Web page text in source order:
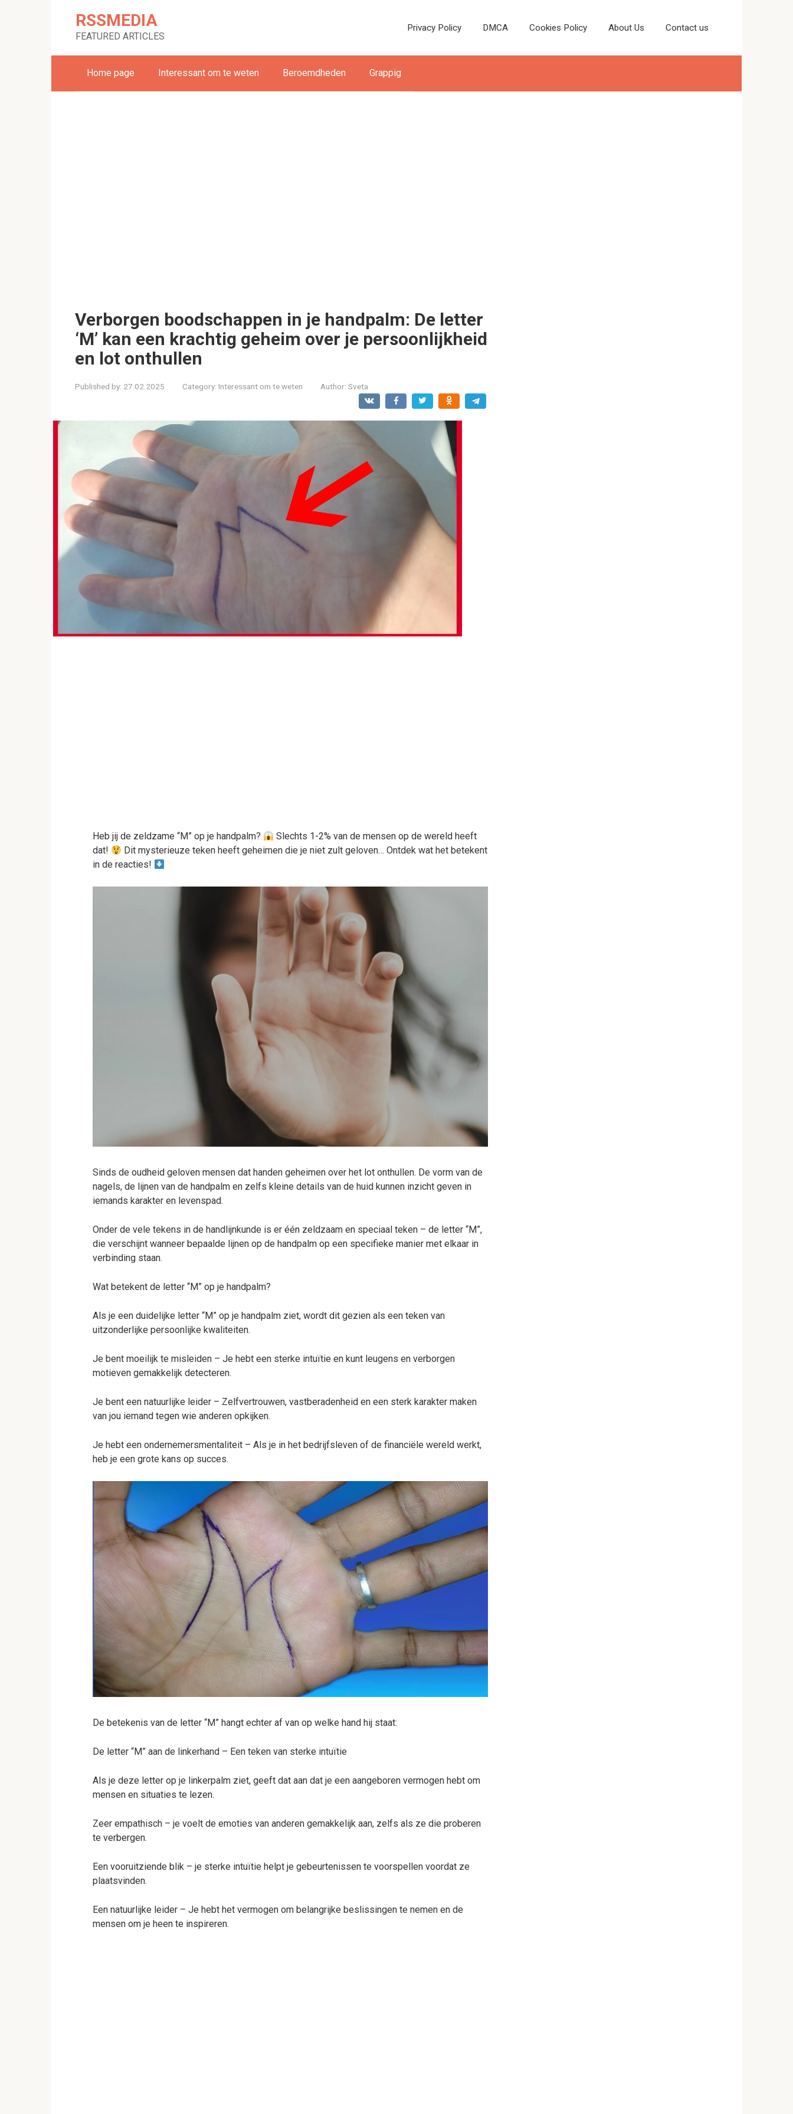
RSSMEDIA
FEATURED ARTICLES
Privacy Policy DMCA Cookies Policy About Us Contact us
Home page Interessant om te weten Beroemdheden Grappig
Verborgen boodschappen in je handpalm: De letter
‘M’ kan een krachtig geheim over je persoonlijkheid
en lot onthullen
Published by: 27.02.2025 Category: Interessant om te weten Author: Sveta
Heb jij de zeldzame “M” op je handpalm?
Slechts 1-2% van de mensen op de wereld heeft
dat!
Dit mysterieuze teken heeft geheimen die je niet zult geloven… Ontdek wat het betekent
in de reacties!
Sinds de oudheid geloven mensen dat handen geheimen over het lot onthullen. De vorm van de
nagels, de lijnen van de handpalm en zelfs kleine details van de huid kunnen inzicht geven in
iemands karakter en levenspad.
Onder de vele tekens in de handlijnkunde is er één zeldzaam en speciaal teken – de letter “M”,
die verschijnt wanneer bepaalde lijnen op de handpalm op een specifieke manier met elkaar in
verbinding staan.
Wat betekent de letter “M” op je handpalm?
Als je een duidelijke letter “M” op je handpalm ziet, wordt dit gezien als een teken van
uitzonderlijke persoonlijke kwaliteiten.
Je bent moeilijk te misleiden – Je hebt een sterke intuïtie en kunt leugens en verborgen
motieven gemakkelijk detecteren.
Je bent een natuurlijke leider – Zelfvertrouwen, vastberadenheid en een sterk karakter maken
van jou iemand tegen wie anderen opkijken.
Je hebt een ondernemersmentaliteit – Als je in het bedrijfsleven of de financiële wereld werkt,
heb je een grote kans op succes.
De betekenis van de letter “M” hangt echter af van op welke hand hij staat:
De letter “M” aan de linkerhand – Een teken van sterke intuïtie
Als je deze letter op je linkerpalm ziet, geeft dat aan dat je een aangeboren vermogen hebt om
mensen en situaties te lezen.
Zeer empathisch – je voelt de emoties van anderen gemakkelijk aan, zelfs als ze die proberen
te verbergen.
Een vooruitziende blik – je sterke intuïtie helpt je gebeurtenissen te voorspellen voordat ze
plaatsvinden.
Een natuurlijke leider – Je hebt het vermogen om belangrijke beslissingen te nemen en de
mensen om je heen te inspireren.